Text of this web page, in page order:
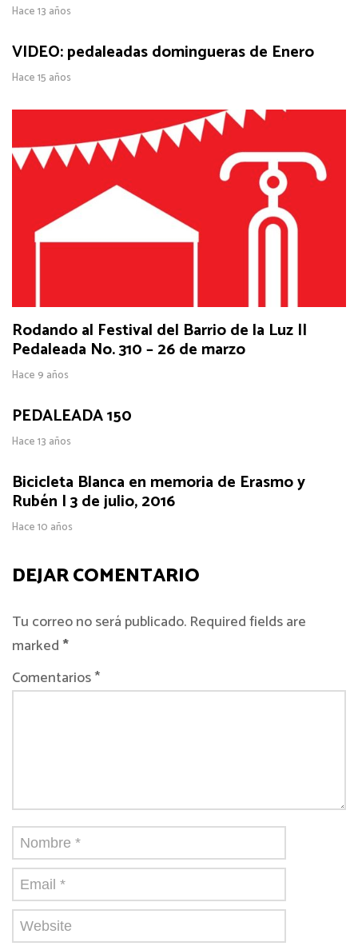
Hace 13 años
VIDEO: pedaleadas domingueras de Enero
Hace 15 años
Rodando al Festival del Barrio de la Luz ||
Pedaleada No. 310 – 26 de marzo
Hace 9 años
PEDALEADA 150
Hace 13 años
Bicicleta Blanca en memoria de Erasmo y
Rubén | 3 de julio, 2016
Hace 10 años
DEJAR COMENTARIO
Tu correo no será publicado. Required fields are
marked*
Comentarios *